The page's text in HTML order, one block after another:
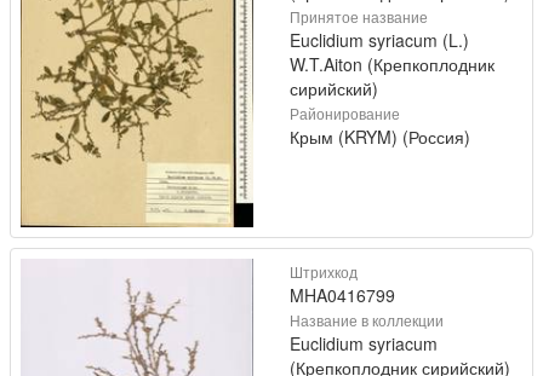
Принятое название
Euclidium syriacum (L.)
W.T.Aiton (Крепкоплодник
сирийский)
Районирование
Крым (KRYM) (Россия)
Штрихкод
MHA0416799
Название в коллекции
Euclidium syriacum
(Крепкоплодник сирийский)